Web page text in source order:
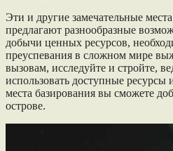
Эти и другие замечательные
предлагают разнообразные
добычи ценных ресурсов,
преуспевания в сложном мире
вызовам, исследуйте и стройте,
использовать доступные
места базирования вы сможете
острове.